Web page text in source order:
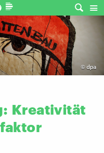
© dpa
Kreativität